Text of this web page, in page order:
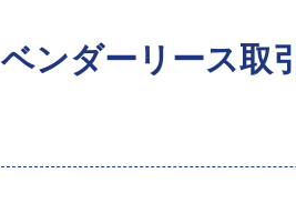
ベンダーリース取